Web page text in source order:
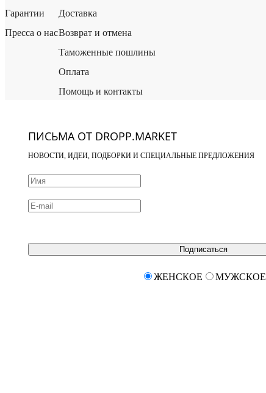
Гарантии
Пресса о нас
Доставка
Возврат и отмена
Таможенные пошлины
Оплата
Помощь и контакты
ПИСЬМА ОТ DROPP.MARKET
НОВОСТИ, ИДЕИ, ПОДБОРКИ И СПЕЦИАЛЬНЫЕ ПРЕДЛОЖЕНИЯ
Подписаться
ЖЕНСКОЕ МУЖСКОЕ